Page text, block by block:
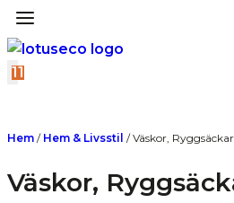
11
Hem / Hem & Livsstil /Väskor,
Väskor,